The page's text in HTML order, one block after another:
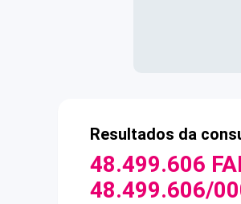
Resultados da
48.499.606
48.499.606/